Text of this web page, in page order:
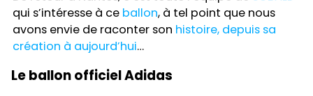
qui s’intéresse à ce ballon, à tel point que nous
avons envie de raconter son histoire, depuis sa
création à aujourd’hui…
Le ballon officiel Adidas